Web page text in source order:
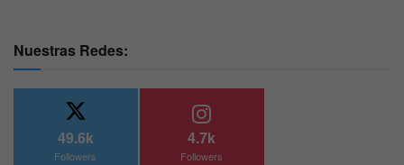
Nuestras Redes:
49.6k
Followers
4.7k
Followers